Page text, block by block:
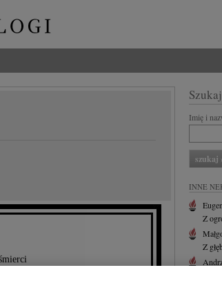
Imię i
INNE
Z
Z